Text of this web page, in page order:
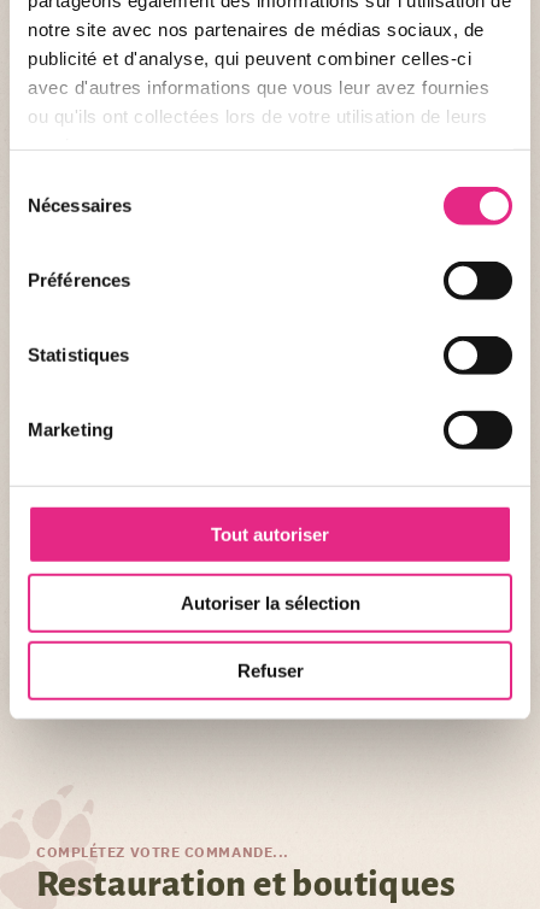
notre site avec nos partenaires de médias sociaux, de
publicité et d'analyse, qui peuvent combiner celles-ci
avec d'autres informations que vous leur avez fournies
ou qu'ils ont collectées lors de votre utilisation de leurs
Nécessaires
Préférences
Statistiques
Marketing
Tout autoriser
Autoriser la sélection
Refuser
Je télécharge et complète la Fiche de
Réservation Groupe 2026
Fiche Réservation Groupes 2026.pdf
COMPLÉTEZ VOTRE COMMANDE...
Restauration et boutiques